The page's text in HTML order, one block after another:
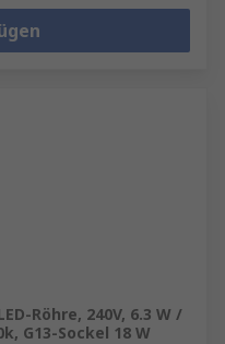
Röhre, 240V, 6.3 W /
G13-Sockel 18 W